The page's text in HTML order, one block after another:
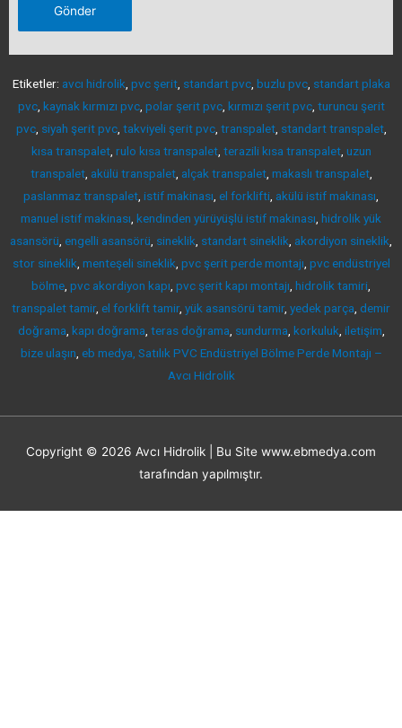
Etiketler: avcı hidrolik pvc şerit, standart pvc, buzlu pvc, standart plaka
pvc, kaynak kırmızı pvc, polar şerit pvc, kırmızı şerit pvc, turuncu şerit
pvc, siyah şerit pvc, takviyeli şerit pvc, transpalet, standart transpalet,
kısa transpalet, rulo kısa transpalet, terazili kısa transpalet, uzun
transpalet, akülü transpalet, alçak transpalet, makaslı transpalet,
paslanmaz transpalet istif makinası el forklifti akülü istif makinası
manuel istif makinası kendinden yürüyüşlü istif makinası hidrolik yük
asansörü engelli asansörü sineklik standart sineklik akordiyon sineklik
stor sineklik menteşeli sineklik pvc şerit perde montajı pvc endüstriyel
bölme pvc akordiyon kapı pvc şerit kapı montajı hidrolik tamiri
transpalet tamir, el forklift tamir, yük asansörü tamir, yedek parça demir
doğrama kapı doğrama teras doğrama sundurma korkuluk iletişim
bize ulaşın eb medya, Satılık PVC Endüstriyel Bölme Perde Montajı –
Avcı Hidrolik
Copyright © 2026 Avcı Hidrolik | Bu Site www.ebmedya.com
tarafından yapılmıştır.